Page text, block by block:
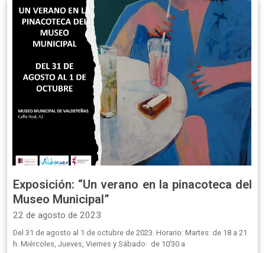
Exposición: “Un verano en la pinacoteca del
Museo Municipal”
22 de agosto de 2023
Del 31 de agosto al 1 de octubre de 2023. Horario: Martes: de 18 a 21
h. Miércoles, Jueves, Viernes y Sábado: de 10’30 a